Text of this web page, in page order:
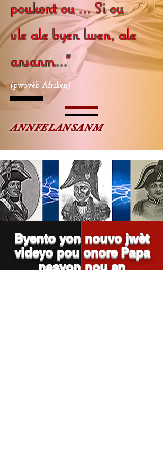
poukont ou ... Si ou
vle ale byen lwen, ale
ansanm..."
(pwovèb Afriken)
ANNFELANSANM
Byento yon nouvo jwèt
videyo pou onore Papa
nasyon nou an